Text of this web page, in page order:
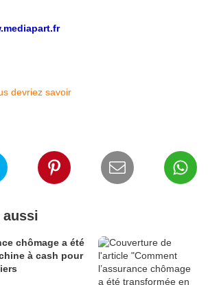
devriez savoir
aussi
chômage a été
à cash pour